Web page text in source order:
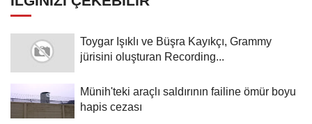
Toygar Işıklı ve Büşra Kayıkçı, Grammy
jürisini oluşturan Recording...
Münih'teki araçlı saldırının failine ömür boyu
hapis cezası